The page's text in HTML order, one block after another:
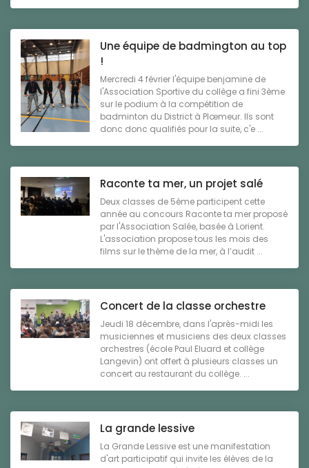
Une équipe de badmington au top
!
Mercredi 4 février l'équipe benjamine de
l'Association Sportive du collège a fini 3ème
sur le podium à la compétition de
badminton du District à Plœmeur. Ils sont
donc donc qualifiés pour la suite, c'e ...
Raconte ta mer, un projet salé
Deux classes de 5ème participent cette
année au concours Raconte ta mer proposé
par l'Association Salée, basée à Lorient.
L'association propose tous les mois des
films sur le thème de la mer, à l’audit ...
Concert de la classe orchestre
Jeudi 18 décembre, dans l'après-midi les
musiciennes et musiciens des deux classes
orchestres (école Paul Eluard et collège
Langevin) ont offert à plusieurs classes un
concert au restaurant du collège. ...
La grande lessive
La Grande Lessive est une manifestation
d'art participatif qui invite les élèves de la